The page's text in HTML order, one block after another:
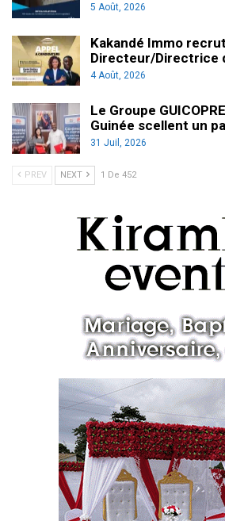
5 Août, 2026
Kakandé Immo
Directeur/Directrice
4 Août, 2026
Le Groupe
Guinée scellent un
31 Juil, 2026
PREV NEXT 1 De 452